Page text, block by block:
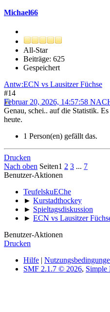
Michael66
All-Star
Beiträge: 625
Gespeichert
Antw:ECN vs Lausitzer Füchse
#14
Februar 20, 2026, 14:57:58
Genau, schei.. auf die Statistik.
heute.
1 Person(en) gefällt das.
Drucken
Nach oben Seiten1 2 3 ... 7
Benutzer-Aktionen
TeufelskuEChe
► Kurstadthockey
► Spieltagsdiskussion
► ECN vs Lausitzer
Benutzer-Aktionen
Drucken
Hilfe
SMF 2.1.7 © 2026, Simple